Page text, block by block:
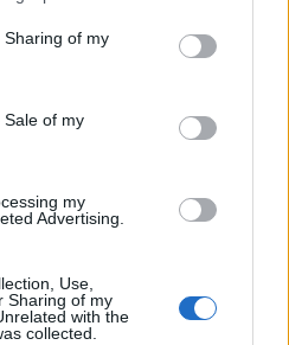
behaviour. You may click to
and its third-party tags to
purposes in below Google
of my
of my
my
Advertising.
Use,
Sharing of my
with the
collected.
esempio tra prodotto,
di rilascio che coprano
spieghi il perché delle
– facilita audit e
dagli incidenti. La visibilità
ciò che è tracciato è
standardizzare